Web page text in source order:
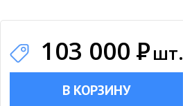
103 000 Ршт.
В КОРЗИНУ